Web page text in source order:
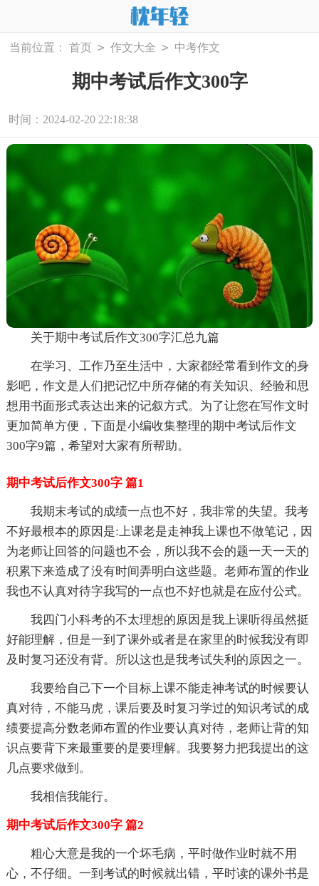
当前位置： 首页 > 作文大全 > 中考作文
期中考试后作文300字
时间：2024-02-20 22:18:38
关于期中考试后作文300字汇总九篇
在学习、工作乃至生活中，大家都经常看到作文的身
影吧，作文是人们把记忆中所存储的有关知识、经验和思
想用书面形式表达出来的记叙方式。为了让您在写作文时
更加简单方便，下面是小编收集整理的期中考试后作文
300字9篇，希望对大家有所帮助。
期中考试后作文300字 篇1
我期末考试的成绩一点也不好，我非常的失望。我考
不好最根本的原因是:上课老是走神我上课也不做笔记，因
为老师让回答的问题也不会，所以我不会的题一天一天的
积累下来造成了没有时间弄明白这些题。老师布置的作业
我也不认真对待字我写的一点也不好也就是在应付公式。
我四门小科考的不太理想的原因是我上课听得虽然挺
好能理解，但是一到了课外或者是在家里的时候我没有即
及时复习还没有背。所以这也是我考试失利的原因之一。
我要给自己下一个目标上课不能走神考试的时候要认
真对待，不能马虎，课后要及时复习学过的知识考试的成
绩要提高分数老师布置的作业要认真对待，老师让背的知
识点要背下来最重要的是要理解。我要努力把我提出的这
几点要求做到。
我相信我能行。
期中考试后作文300字 篇2
粗心大意是我的一个坏毛病，平时做作业时就不用
心，不仔细。一到考试的时候就出错，平时读的课外书是